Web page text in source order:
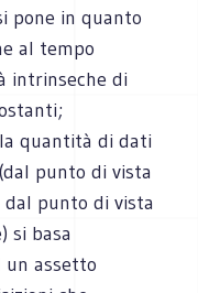
pone in quanto
al tempo
intrinseche di
quantità di dati
punto di vista
punto di vista
si basa
assetto